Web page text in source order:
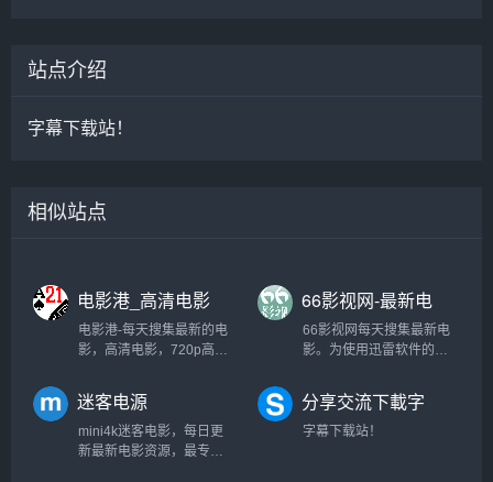
站点介绍
字幕下载站！
相似站点
电影港_高清电影
下载_720p高清
_1080p高清
电影港-每天搜集最新的电
影，高清电影，720p高清
免费下载。专注于高清电
影的下载服务。
66影视网-最新电
影,最新电视剧,迅
雷电影下载
66影视网每天搜集最新电
影。为使用迅雷软件的用
视剧下载,高清电影下载等
服务。
迷客电源
mini4k迷客电影，每日更
新最新电影资源，最专业
分享交流下載字
幕平台 - SubHD
字幕下载站！